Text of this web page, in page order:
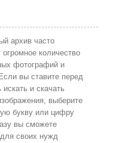
архив часто
количество
фотографий и
вы ставите перед
и скачать
выберите
букву или цифру
вы сможете
своих нужд